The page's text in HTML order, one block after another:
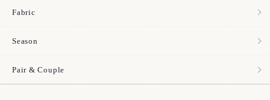
Fabric
Season
Pair & Couple